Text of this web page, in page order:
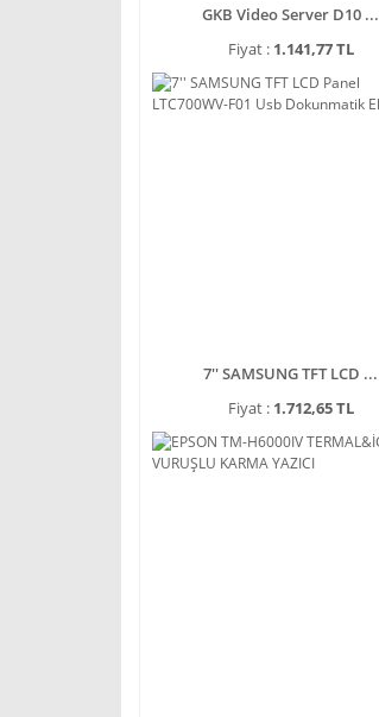
GKB Video Server D10 ...
Fiyat : 1.141,77 TL
7'' SAMSUNG TFT LCD ...
Fiyat : 1.712,65 TL